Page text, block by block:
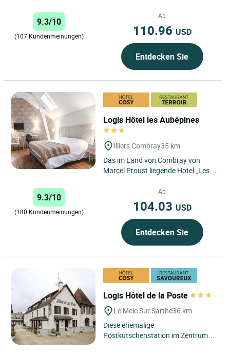
empfängt Sie in einem...
9.3/10
(107 Kundenmeinungen)
Ab
110.96 USD
Entdecken Sie
Logis Hôtel les Aubépines
Illiers Combray35 km
Das im Land von Combray von
Marcel Proust liegende Hotel „Les
Reiseetappe, auf der alles...
9.3/10
(180 Kundenmeinungen)
Ab
104.03 USD
Entdecken Sie
Logis Hôtel de la Poste
Le Mele Sur Sarthe36 km
Diese ehemalige
Postkutschenstation im Zentrum